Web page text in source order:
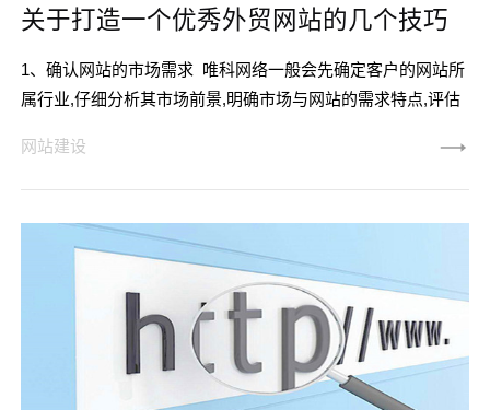
关于打造一个优秀外贸网站的几个技巧
1、确认网站的市场需求 唯科网络一般会先确定客户的网站所
属行业,仔细分析其市场前景,明确市场与网站的需求特点,评估
分析行业竞争者,了解对手网站的特点。并且根据客户企业的实
力,简单评估网站建成后,可以利用网站提升哪些竞争力,包括建
网络根据客户公司的发展需
网站建设